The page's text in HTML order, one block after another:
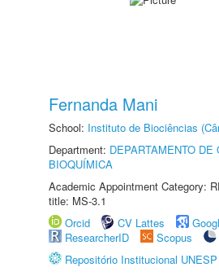
Fernanda Mani
School: Instituto de Biociências
Department: DEPARTAMENTO DE
BIOQUÍMICA
Academic Appointment Category:
title: MS-3.1
Orcid
CV Lattes
ResearcherID
Scopus
Repositório Institucional UNESP